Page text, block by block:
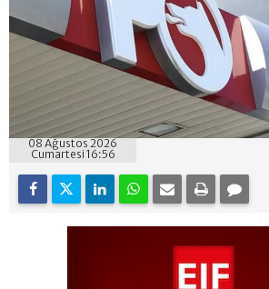
08 Ağustos 2026
Cumartesi 16:56